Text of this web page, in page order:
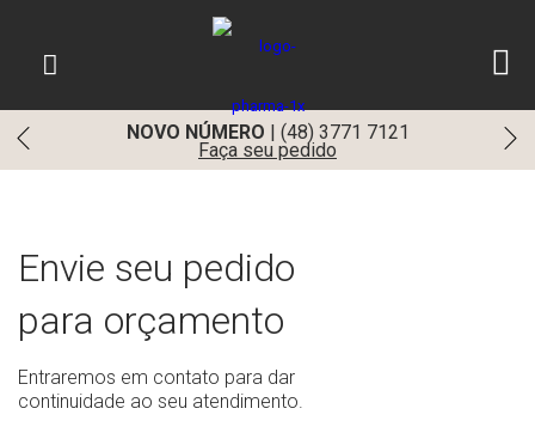
NOVO NÚMERO | (48) 3771 7121
Faça seu pedido
Envie seu pedido
para orçamento
Entraremos em contato para dar
continuidade ao seu atendimento.